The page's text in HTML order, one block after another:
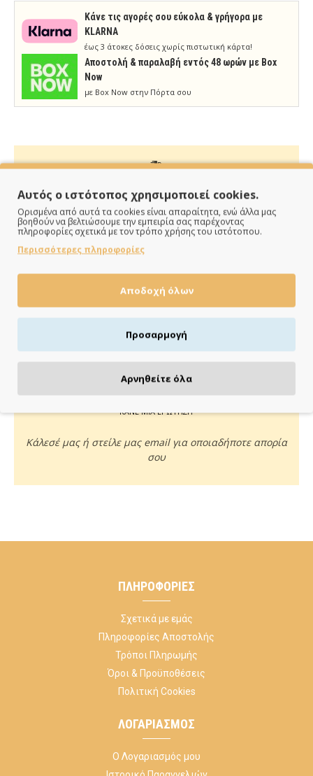
Κάνε τις αγορές σου εύκολα & γρήγορα με
KLARNA
έως 3 άτοκες δόσεις χωρίς πιστωτική κάρτα!
Aποστολή & παραλαβή εντός 48 ωρών με Box
Now
με Box Now στην Πόρτα σου
ΠΑΡΑΔΙΔΟΥΜΕ ΓΡΗΓΟΡΑ
Άμεση αποστολή της παραγγελίας σου σε 1 - 2 εργάσιμες
ημέρες
ΠΛΗΡΩΝΕΙΣ ΟΠΩΣ ΘΕΣ
Πιστωτική/χρεωστική κάρτα, αντικαταβολή ή κατάθεση
ΚΑΝΕ ΜΙΑ ΕΡΩΤΗΣΗ
Κάλεσέ μας ή στείλε μας email για οποιαδήποτε απορία
σου
ΠΛΗΡΟΦΟΡΊΕΣ
Σχετικά με εμάς
Πληροφορίες Αποστολής
Τρόποι Πληρωμής
Όροι & Προϋποθέσεις
Πολιτική Cookies
ΛΟΓΑΡΙΑΣΜΌΣ
Ο Λογαριασμός μου
Αυτός ο ιστότοπος χρησιμοποιεί cookies.
Ορισμένα από αυτά τα cookies είναι απαραίτητα, ενώ άλλα μας
βοηθούν να βελτιώσουμε την εμπειρία σας παρέχοντας
πληροφορίες σχετικά με τον τρόπο χρήσης του ιστότοπου.
Περισσότερες πληροφορίες
Αποδοχή όλων
Προσαρμογή
Αρνηθείτε όλα